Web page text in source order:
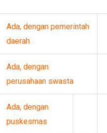
Ada, dengan pemerintah
daerah
Ada, dengan
perusahaan swasta
Ada, dengan
puskesmas